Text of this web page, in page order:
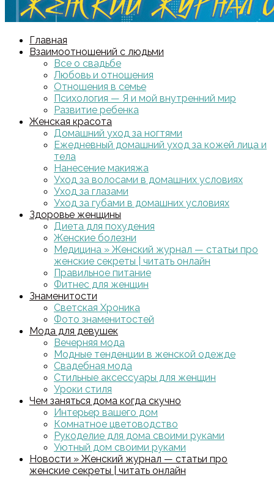
Главная
Взаимоотношений с людьми
Все о свадьбе
Любовь и отношения
Отношения в семье
Психология — Я и мой внутренний мир
Развитие ребенка
Женская красота
Домашний уход за ногтями
Ежедневный домашний уход за кожей лица и
тела
Нанесение макияжа
Уход за волосами в домашних условиях
Уход за глазами
Уход за губами в домашних условиях
Здоровье женщины
Диета для похудения
Женские болезни
Медицина » Женский журнал — статьи про
женские секреты | читать онлайн
Правильное питание
Фитнес для женщин
Знаменитости
Светская Хроника
Фото знаменитостей
Мода для девушек
Вечерняя мода
Модные тенденции в женской одежде
Свадебная мода
Стильные аксессуары для женщин
Уроки стиля
Чем заняться дома когда скучно
Интерьер вашего дом
Комнатное цветоводство
Рукоделие для дома своими руками
Уютный дом своими руками
Новости » Женский журнал — статьи про
женские секреты | читать онлайн